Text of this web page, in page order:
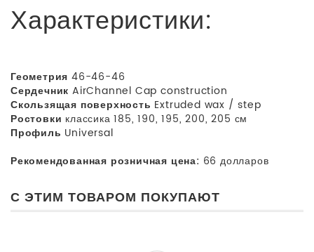
Характеристики:
Геометрия 46-46-46
Сердечник AirChannel Cap construction
Скользящая поверхность Extruded wax / step
Ростовки классика 185, 190, 195, 200, 205 см
Профиль Universal
Рекомендованная розничная цена: 66 долларов
С ЭТИМ ТОВАРОМ ПОКУПАЮТ